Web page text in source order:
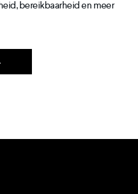
bereikbaarheid en meer